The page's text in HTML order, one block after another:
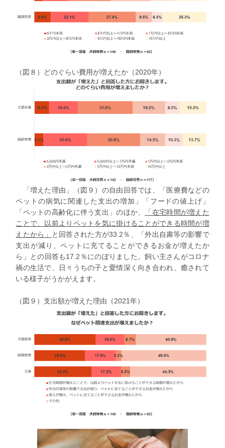
（図８）どのぐらい費用が増えたか（2020年）
「増えた理由」（図９）の自由回答では、
「医療費などの
ペットの病気に関連した支出の増加」「フードの値上げ」
「ペットの高齢化に伴う支出」のほか、
「在宅時間が増えた
ことで、以前よりペットを気に掛けることができる時間が増
えたから」
と回答された方が33.2％、
「外出自粛等の影響で
支出が減り、ペットに充てることができるお金が増えたか
ら」
との回答も17.2％にのぼりました。飼い主さんがコロナ
禍の生活で、日々うちの子と愛情深く向き合われ、癒されて
いる様子がうかがえます。
（図９）支出額が増えた理由（2021年）